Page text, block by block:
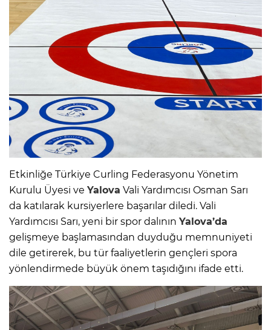
Etkinliğe Türkiye Curling Federasyonu Yönetim
Kurulu Üyesi ve Yalova Vali Yardımcısı Osman Sarı
da katılarak kursiyerlere başarılar diledi. Vali
Yardımcısı Sarı, yeni bir spor dalının Yalova’da
gelişmeye başlamasından duyduğu memnuniyeti
dile getirerek, bu tür faaliyetlerin gençleri spora
yönlendirmede büyük önem taşıdığını ifade etti.